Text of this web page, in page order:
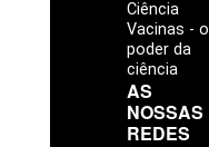
Ciência
Vacinas - o
poder da
ciência
AS
NOSSAS
REDES